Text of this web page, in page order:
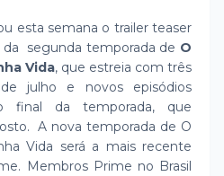
esta semana o trailer teaser
da segunda temporada de O
Vida, que estreia com três
julho e novos episódios
final da temporada, que
A nova temporada de O
Vida será a mais recente
Membros Prime no Brasil